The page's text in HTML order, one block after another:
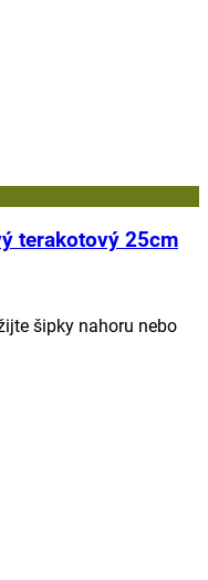
terakotový 25cm
šipky nahoru nebo